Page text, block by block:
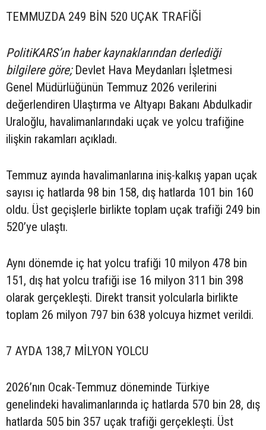
TEMMUZDA 249 BİN 520 UÇAK TRAFİĞİ
PolitiKARS’ın haber kaynaklarından derlediği
bilgilere göre;Devlet Hava Meydanları İşletmesi
Genel Müdürlüğünün Temmuz 2026 verilerini
değerlendiren Ulaştırma ve Altyapı Bakanı Abdulkadir
Uraloğlu, havalimanlarındaki uçak ve yolcu trafiğine
ilişkin rakamları açıkladı.
Temmuz ayında havalimanlarına iniş-kalkış yapan uçak
sayısı iç hatlarda 98 bin 158, dış hatlarda 101 bin 160
oldu. Üst geçişlerle birlikte toplam uçak trafiği 249 bin
520’ye ulaştı.
Aynı dönemde iç hat yolcu trafiği 10 milyon 478 bin
151, dış hat yolcu trafiği ise 16 milyon 311 bin 398
olarak gerçekleşti. Direkt transit yolcularla birlikte
toplam 26 milyon 797 bin 638 yolcuya hizmet verildi.
7 AYDA 138,7 MİLYON YOLCU
2026’nın Ocak-Temmuz döneminde Türkiye
genelindeki havalimanlarında iç hatlarda 570 bin 28, dış
hatlarda 505 bin 357 uçak trafiği gerçekleşti. Üst